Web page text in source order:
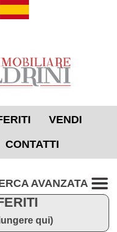
VENDI
CONTATTI
AVANZATA
qui)